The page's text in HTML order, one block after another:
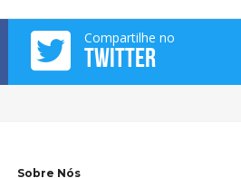
Compartilhe no
TWITTER
Sobre Nós